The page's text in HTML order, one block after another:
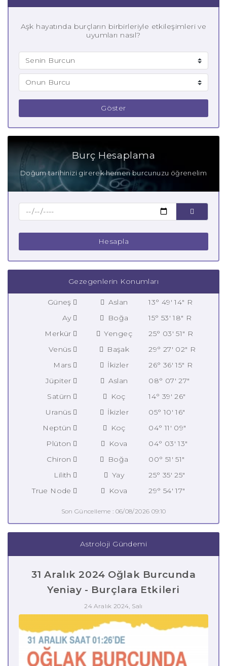
Aşk hayatında burçların birbirleriyle etkileşimleri ve
uyumları nasıl?
Göster
Burç Hesaplama
Doğum tarihinizi girerek hemen burcunuzu öğrenelim
Hesapla
Gezegenlerin Konumları
Güneş Aslan
13° 49' 14" R
Ay
Boğa
15° 53' 18" R
Merkür
Yengeç
25° 03' 51" R
Venüs
Başak
29° 27' 02" R
Mars
İkizler
26° 36' 15" R
Jüpiter
Aslan
08° 07' 27"
Satürn
Koç
14° 39' 26"
Uranüs
İkizler
05° 10' 16"
Neptün
Koç
04° 11' 09"
Plüton
Kova
04° 03' 13"
Chiron
Boğa
00° 51' 51"
Lilith
Yay
25° 35' 25"
True Node
Kova 29° 54' 17"
Son Güncelleme : 06/08/2026 09:10
Astroloji Gündemi
31 Aralık 2024 Oğlak Burcunda
Yeniay - Burçlara Etkileri
24 Aralık 2024, Salı